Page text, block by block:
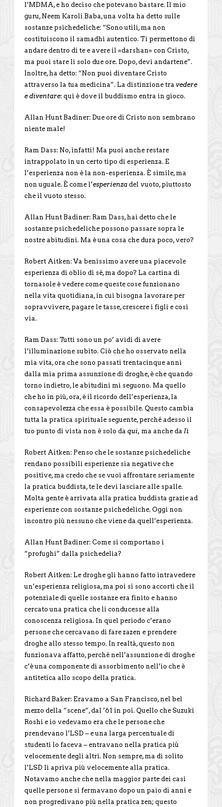
l’MDMA, e ho deciso che potevano bastare. Il mio
guru, Neem Karoli Baba, una volta ha detto sulle
sostanze psichedeliche: “Sono utili, ma non
costituiscono il samadhi autentico. Ti permettono di
andare dentro di te e avere il «darshan» con Cristo,
ma puoi stare lì solo due ore. Dopo, devi andartene”.
Inoltre, ha detto: “Non puoi diventare Cristo
attraverso la tua medicina”. La distinzione tra vedere
e diventare: qui è dove il buddismo entra in gioco.
Allan Hunt Badiner: Due ore di Cristo non sembrano
niente male!
Ram Dass: No, infatti! Ma puoi anche restare
intrappolato in un certo tipo di esperienza. E
l’esperienza non è la non-esperienza. È simile, ma
non uguale. È come l’esperienza del vuoto, piuttosto
che il vuoto stesso.
Allan Hunt Badiner: Ram Dass, hai detto che le
sostanze psichedeliche possono passare sopra le
nostre abitudini. Ma è una cosa che dura poco, vero?
Robert Aitken: Va benissimo avere una piacevole
esperienza di oblio di sé, ma dopo? La cartina di
tornasole è vedere come queste cose funzionano
nella vita quotidiana, in cui bisogna lavorare per
sopravvivere, pagare le tasse, crescere i figli e così
via.
Ram Dass: Tutti sono un po’ avidi di avere
l’illuminazione subito. Ciò che ho osservato nella
mia vita, ora che sono passati trentacinque anni
dalla mia prima assunzione di droghe, è che quando
torno indietro, le abitudini mi seguono. Ma quello
che ho in più, ora, è il ricordo dell’esperienza, la
consapevolezza che essa è possibile. Questo cambia
tutta la pratica spirituale seguente, perché adesso il
tuo punto di vista non è solo da qui, ma anche da lì.
Robert Aitken: Penso che le sostanze psichedeliche
rendano possibili esperienze sia negative che
positive, ma credo che se vuoi affrontare seriamente
la pratica buddista, te le devi lasciare alle spalle.
Molta gente è arrivata alla pratica buddista grazie ad
esperienze con sostanze psichedeliche. Oggi non
incontro più nessuno che viene da quell’esperienza.
Allan Hunt Badiner: Come si comportano i
“profughi” dalla psichedelia?
Robert Aitken: Le droghe gli hanno fatto intravedere
un’esperienza religiosa, ma poi si sono accorti che il
potenziale di quelle sostanze era finito e hanno
cercato una pratica che li conducesse alla
conoscenza religiosa. In quel periodo c’erano
persone che cercavano di fare zazen e prendere
droghe allo stesso tempo. In realtà, questo non
funzionava affatto, perché nell’assunzione di droghe
c’è una componente di assorbimento nell’io che è
antitetica allo scopo della pratica.
Richard Baker: Eravamo a San Francisco, nel bel
mezzo della “scene”, dal ’61 in poi. Quello che Suzuki
Roshi e io vedevamo era che le persone che
prendevano l’LSD – e una larga percentuale di
studenti lo faceva – entravano nella pratica più
velocemente degli altri. Non sempre, ma di solito
l’LSD li apriva più velocemente alla pratica.
Notavamo anche che nella maggior parte dei casi
quelle persone si fermavano dopo un paio di anni e
non progredivano più nella pratica zen; questo